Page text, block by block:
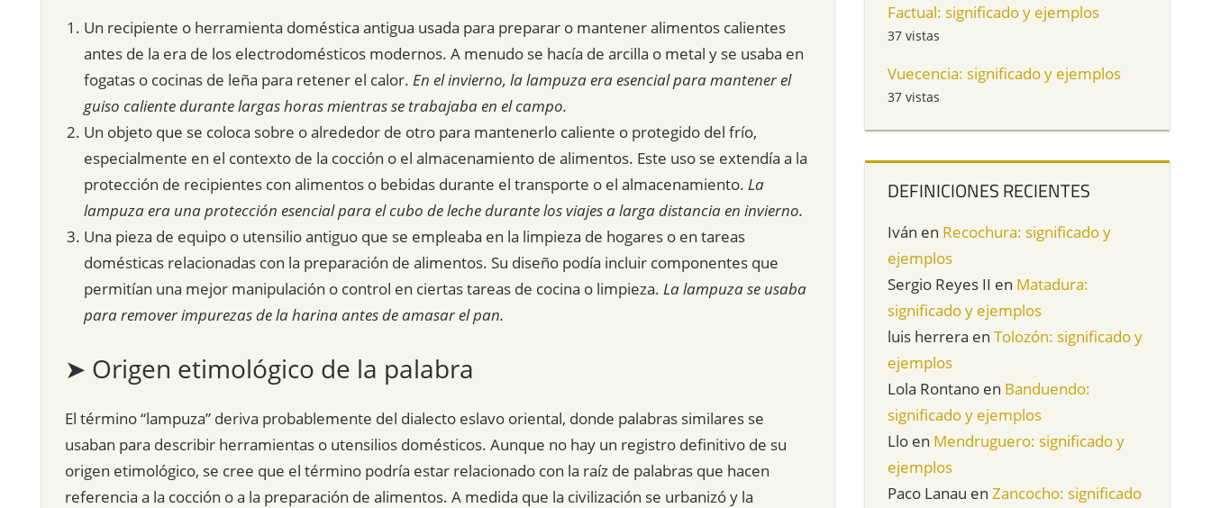
Un recipiente o herramienta doméstica antigua usada para preparar o mantener alimentos calientes
antes de la era de los electrodomésticos modernos. A menudo se hacía de arcilla o metal y se usaba en
fogatas o cocinas de leña para retener el calor. En el invierno, la lampuza era esencial para mantener el
guiso caliente durante largas horas mientras se trabajaba en el campo.
Un objeto que se coloca sobre o alrededor de otro para mantenerlo caliente o protegido del frío,
especialmente en el contexto de la cocción o el almacenamiento de alimentos. Este uso se extendía a la
protección de recipientes con alimentos o bebidas durante el transporte o el almacenamiento. La
lampuza era una protección esencial para el cubo de leche durante los viajes a larga distancia en invierno.
Una pieza de equipo o utensilio antiguo que se empleaba en la limpieza de hogares o en tareas
domésticas relacionadas con la preparación de alimentos. Su diseño podía incluir componentes que
permitían una mejor manipulación o control en ciertas tareas de cocina o limpieza. La lampuza se usaba
para remover impurezas de la harina antes de amasar el pan.
➤ Origen etimológico de la palabra
El término “lampuza” deriva probablemente del dialecto eslavo oriental, donde palabras similares se
usaban para describir herramientas o utensilios domésticos. Aunque no hay un registro definitivo de su
origen etimológico, se cree que el término podría estar relacionado con la raíz de palabras que hacen
referencia a la cocción o a la preparación de alimentos. A medida que la civilización se urbanizó y la
Factual: significado y ejemplos
37 vistas
Vuecencia: significado y ejemplos
37 vistas
DEFINICIONES RECIENTES
Iván en Recochura: significado y
ejemplos
Sergio Reyes II en Matadura:
significado y ejemplos
luis herrera enTolozón: significado y
ejemplos
Lola Rontano en Banduendo:
significado y ejemplos
Llo en Mendruguero: significado y
ejemplos
Paco Lanau enZancocho: significado